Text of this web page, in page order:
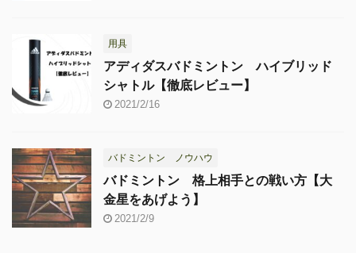
用具
アディダスバドミントン ハイブリッド
シャトル【徹底レビュー】
2021/2/16
バドミントン ノウハウ
バドミントン 格上相手との戦い方【大
金星をあげよう】
2021/2/9